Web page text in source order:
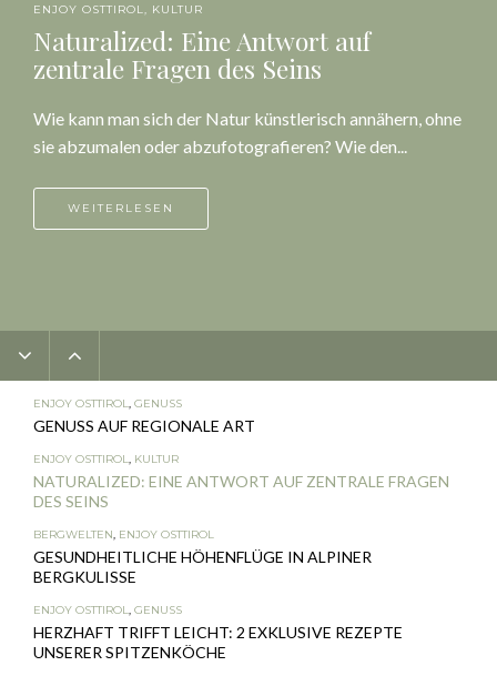
ENJOY OSTTIROL, KULTUR
Naturalized: Eine Antwort auf
zentrale Fragen des Seins
Wie kann man sich der Natur künstlerisch annähern, ohne sie
abzumalen oder abzufotografieren? Wie den...
WEITERLESEN
ENJOY OSTTIROL, GENUSS
GENUSS AUF REGIONALE ART
ENJOY OSTTIROL, KULTUR
NATURALIZED: EINE ANTWORT AUF ZENTRALE FRAGEN
DES SEINS
BERGWELTEN, ENJOY OSTTIROL
GESUNDHEITLICHE HÖHENFLÜGE IN ALPINER
BERGKULISSE
ENJOY OSTTIROL, GENUSS
HERZHAFT TRIFFT LEICHT: 2 EXKLUSIVE REZEPTE
UNSERER SPITZENKÖCHE